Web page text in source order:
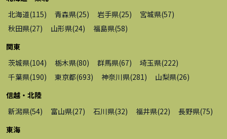
北海道(115) 青森県(25) 岩手県(25) 宮城県(57)
秋田県(27) 山形県(24) 福島県(58)
関東
茨城県(104) 栃木県(80) 群馬県(67) 埼玉県(222)
千葉県(190) 東京都(693) 神奈川県(281) 山梨県(26)
信越・北陸
新潟県(54) 富山県(27) 石川県(32) 福井県(22) 長野県(75)
東海